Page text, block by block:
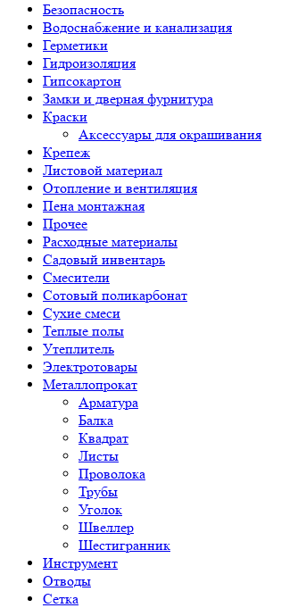
Безопасность
Водоснабжение и канализация
Герметики
Гидроизоляция
Гипсокартон
Замки и дверная фурнитура
Краски
Аксессуары для окрашивания
Крепеж
Листовой материал
Отопление и вентиляция
Пена монтажная
Прочее
Расходные материалы
Садовый инвентарь
Смесители
Сотовый поликарбонат
Сухие смеси
Теплые полы
Утеплитель
Электротовары
Металлопрокат
Арматура
Балка
Квадрат
Листы
Проволока
Трубы
Уголок
Швеллер
Шестигранник
Инструмент
Отводы
Сетка